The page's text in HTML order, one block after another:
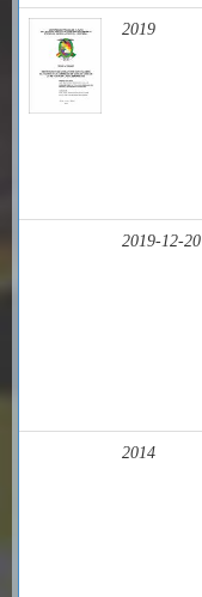
2019
2019-12-20
2014